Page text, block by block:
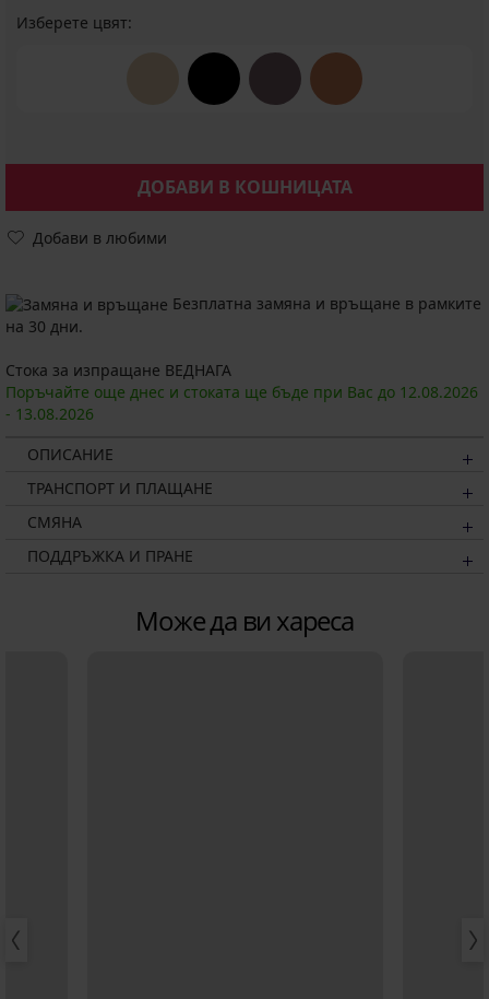
Изберете цвят:
ДОБАВИ В КОШНИЦАТА
Добави в любими
Безплатна замяна и връщане в рамките
на 30 дни.
Стока за изпращане ВЕДНАГА
Поръчайте още днес и стоката ще бъде при Вас до 12.08.2026
- 13.08.2026
ОПИСАНИЕ
ТРАНСПОРТ И ПЛАЩАНЕ
СМЯНА
ПОДДРЪЖКА И ПРАНЕ
Може да ви хареса